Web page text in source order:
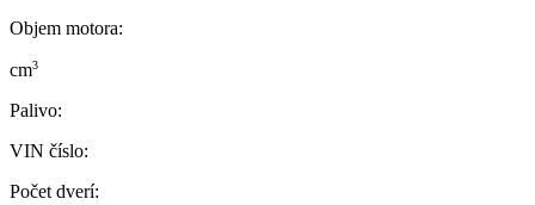
Objem motora:
cm3
Palivo:
VIN číslo:
Počet dverí: